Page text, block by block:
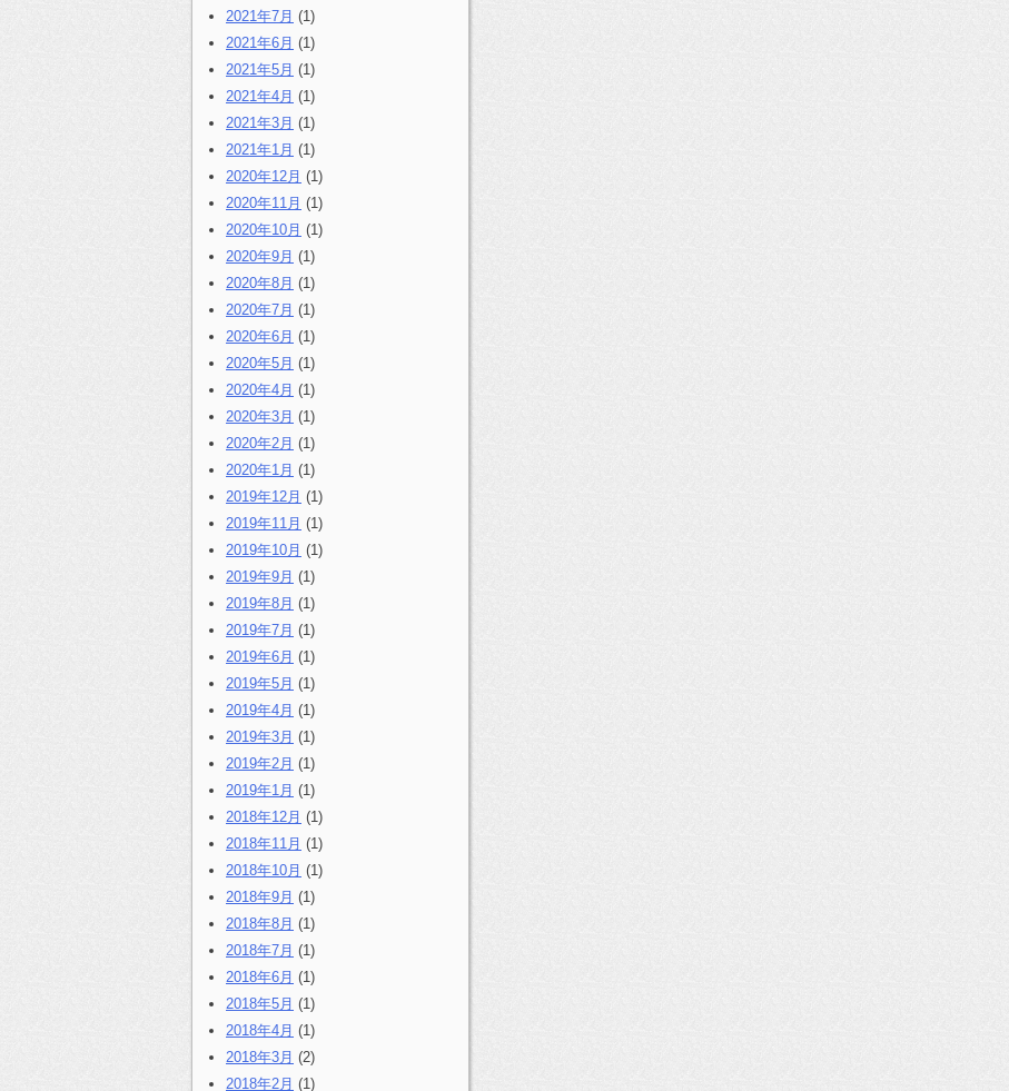
2021年7月 (1)
2021年6月 (1)
2021年5月 (1)
2021年4月 (1)
2021年3月 (1)
2021年1月 (1)
2020年12月 (1)
2020年11月 (1)
2020年10月 (1)
2020年9月 (1)
2020年8月 (1)
2020年7月 (1)
2020年6月 (1)
2020年5月 (1)
2020年4月 (1)
2020年3月 (1)
2020年2月 (1)
2020年1月 (1)
2019年12月 (1)
2019年11月 (1)
2019年10月 (1)
2019年9月 (1)
2019年8月 (1)
2019年7月 (1)
2019年6月 (1)
2019年5月 (1)
2019年4月 (1)
2019年3月 (1)
2019年2月 (1)
2019年1月 (1)
2018年12月 (1)
2018年11月 (1)
2018年10月 (1)
2018年9月 (1)
2018年8月 (1)
2018年7月 (1)
2018年6月 (1)
2018年5月 (1)
2018年4月 (1)
2018年3月 (2)
2018年2月 (1)